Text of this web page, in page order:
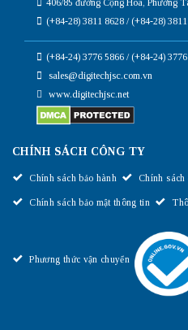
(+84-28) 3811 8628 / (+84-28)
(+84-24) 3776 5866 / (+84-24)
sales@digitechjsc.com.vn
www.digitechjsc.net
CHÍNH SÁCH CÔNG TY
Chính sách bảo hành Chính sách
Chính sách bảo mật thông tin
Phương thức vận chuyển